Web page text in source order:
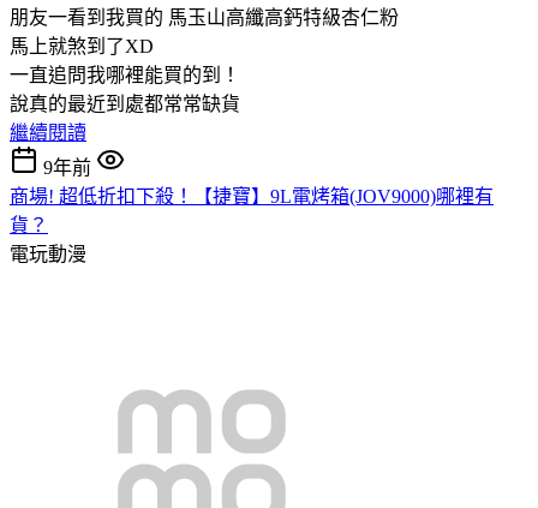
朋友一看到我買的 馬玉山高纖高鈣特級杏仁粉
馬上就煞到了XD
一直追問我哪裡能買的到！
說真的最近到處都常常缺貨
繼續閱讀
9年前
商場! 超低折扣下殺！【捷寶】9L電烤箱(JOV9000)哪裡有
貨？
電玩動漫